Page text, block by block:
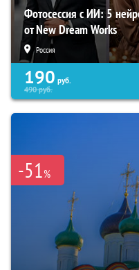
Фотосессия с ИИ: 5
от New Dream Works
Россия
190 руб.
490руб.
-51%